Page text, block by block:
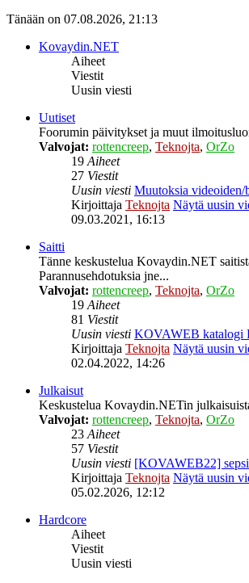
Tänään on 07.08.2026, 21:13
Kovaydin.NET
Aiheet
Viestit
Uusin viesti
Uutiset
Foorumin päivitykset ja muut
Valvojat: rottencreep, Teknojta, OrZo
19Aiheet
27 Viestit
Uusin viesti Muutoksia
Kirjoittaja Teknojta Näytä uusin
09.03.2021, 16:13
Saitti
Tänne keskustelua Kovaydin.NET
Parannusehdotuksia jne...
Valvojat: rottencreep, Teknojta, OrZo
19Aiheet
81 Viestit
Uusin viesti KOVAWEB katalogi
Kirjoittaja Teknojta Näytä uusin
02.04.2022, 14:26
Julkaisut
Keskustelua Kovaydin.NETin
Valvojat: rottencreep, Teknojta, OrZo
23Aiheet
57 Viestit
Uusin viesti [KOVAWEB22]
Kirjoittaja Teknojta Näytä uusin
05.02.2026, 12:12
Hardcore
Aiheet
Viestit
Uusin viesti